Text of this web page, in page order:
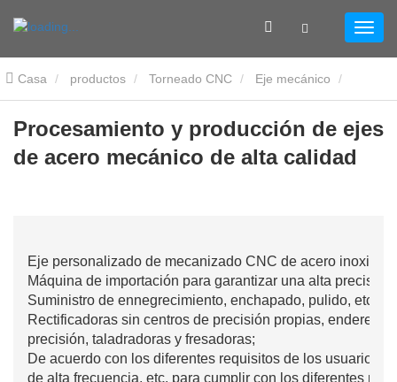
Casa productos Torneado CNC Eje mecánico
Procesamiento y producción de ejes de acero mecánico de alta
calidad
Procesamiento y producción de ejes
de acero mecánico de alta calidad
Eje personalizado de mecanizado CNC de acero
Máquina de importación para garantizar una alta precisión;
Suministro de ennegrecimiento, enchapado, pulido, etc.
Rectificadoras sin centros de precisión propias,
precisión, taladradoras y fresadoras;
De acuerdo con los diferentes requisitos de los usuarios,
de alta frecuencia, etc. para cumplir con los diferentes